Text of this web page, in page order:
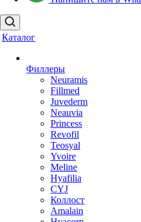
Каталог
Филлеры
Neuramis
Fillmed
Juvederm
Neauvia
Princess
Revofil
Teosyal
Yvoire
Meline
Hyafilia
CYJ
Коллост
Amalain